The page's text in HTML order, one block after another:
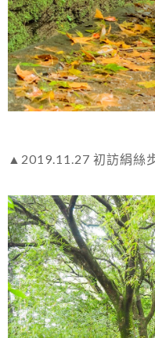
▲2019.11.27 初訪絹絲